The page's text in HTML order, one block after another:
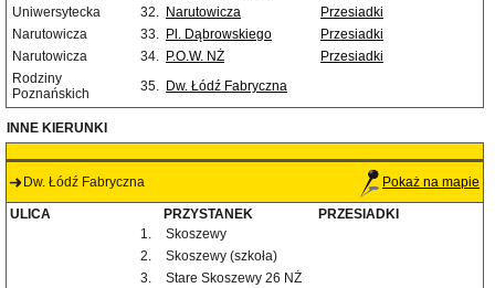
Uniwersytecka
32. Narutowicza
Przesiadki
Narutowicza
33. Pl. Dąbrowskiego
Przesiadki
Narutowicza
34. P.O.W. NŻ
Przesiadki
Rodziny
Poznańskich
35. Dw. Łódź Fabryczna
INNE KIERUNKI
Dw. Łódź Fabryczna Pokaż na mapie
ULICA PRZYSTANEK
PRZESIADKI
1.
Skoszewy
2.
Skoszewy (szkoła)
3.
Stare Skoszewy 26 NŻ